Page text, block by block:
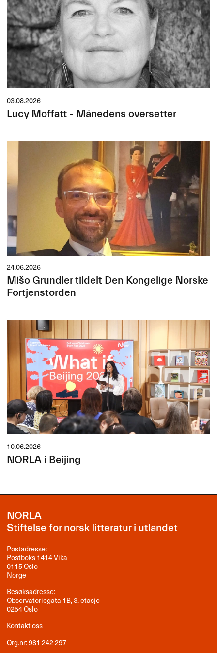
03.08.2026
Lucy Moffatt - Månedens oversetter
24.06.2026
Mišo Grundler tildelt Den Kongelige Norske
Fortjenstorden
10.06.2026
NORLA i Beijing
NORLA
Stiftelse for norsk litteratur i utlandet
Postadresse:
Postboks 1414 Vika
0115 Oslo
Norge
Besøksadresse:
Observatoriegata 1B, 3. etasje
0254 Oslo
Kontakt oss
Org.nr: 981 242 297